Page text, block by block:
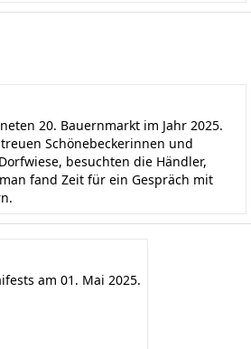
20. Bauernmarkt im Jahr 2025.
Schönebeckerinnen und
besuchten die Händler,
fand Zeit für ein Gespräch mit
am 01. Mai 2025.